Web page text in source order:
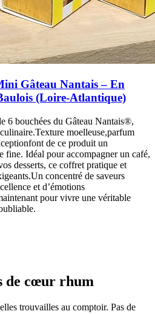
Gâteau Nantais – En
(Loire-Atlantique)
6 bouchées du Gâteau Nantais®,
moelleuse,parfum
de ce produit un
fine. Idéal pour accompagner un café,
desserts, ce coffret pratique et
concentré de saveurs
et d’émotions
pour vivre une véritable
de cœur rhum
trouvailles au comptoir. Pas de